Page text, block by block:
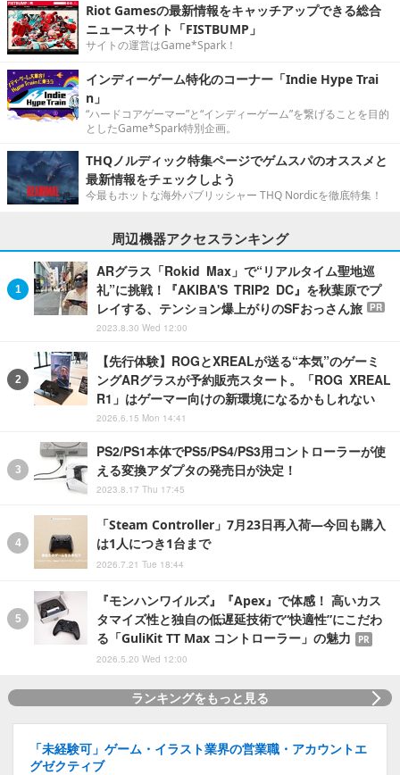
Riot Gamesの最新情報をキャッチアップできる総合
ニュースサイト「FISTBUMP」
サイトの運営はGame*Spark！
インディーゲーム特化のコーナー「Indie Hype Trai
n」
“ハードコアゲーマー”と“インディーゲーム”を繋げることを目的
としたGame*Spark特別企画。
THQノルディック特集ページでゲムスパのオススメと
最新情報をチェックしよう
今最もホットな海外パブリッシャー THQ Nordicを徹底特集！
周辺機器アクセスランキング
ARグラス「Rokid Max」で“リアルタイム聖地巡
礼”に挑戦！『AKIBA'S TRIP2 DC』を秋葉原でプ
レイする、テンション爆上がりのSFおっさん旅
PR
2023.8.30 Wed 12:00
【先行体験】ROGとXREALが送る“本気”のゲーミ
ングARグラスが予約販売スタート。「ROG XREAL
R1」はゲーマー向けの新環境になるかもしれない
2026.6.15 Mon 14:41
PS2/PS1本体でPS5/PS4/PS3用コントローラーが使
える変換アダプタの発売日が決定！
2023.8.17 Thu 17:45
「Steam Controller」7月23日再入荷―今回も購入
は1人につき1台まで
2026.7.21 Tue 18:44
『モンハンワイルズ』『Apex』で体感！ 高いカス
タマイズ性と独自の低遅延技術で“快適性”にこだわ
る「GuliKit TT Max コントローラー」の魅力
PR
2026.5.20 Wed 12:00
ランキングをもっと見る
「未経験可」ゲーム・イラスト業界の営業職・アカウントエ
グゼクティブ